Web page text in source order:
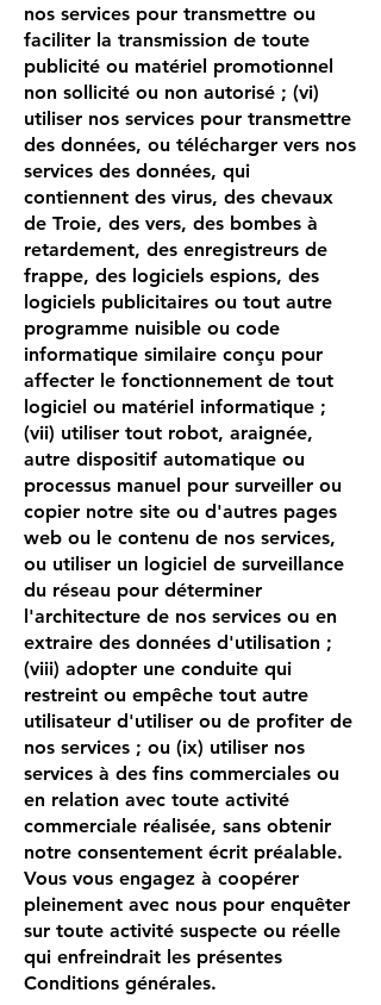
nos services pour transmettre ou
faciliter la transmission de toute
publicité ou matériel promotionnel
non sollicité ou non autorisé ; (vi)
utiliser nos services pour transmettre
des données, ou télécharger vers nos
services des données, qui
contiennent des virus, des chevaux
de Troie, des vers, des bombes à
retardement, des enregistreurs de
frappe, des logiciels espions, des
logiciels publicitaires ou tout autre
programme nuisible ou code
informatique similaire conçu pour
affecter le fonctionnement de tout
logiciel ou matériel informatique ;
(vii) utiliser tout robot, araignée,
autre dispositif automatique ou
processus manuel pour surveiller ou
copier notre site ou d'autres pages
web ou le contenu de nos services,
ou utiliser un logiciel de surveillance
du réseau pour déterminer
l'architecture de nos services ou en
extraire des données d'utilisation ;
(viii) adopter une conduite qui
restreint ou empêche tout autre
utilisateur d'utiliser ou de profiter de
nos services ; ou (ix) utiliser nos
services à des fins commerciales ou
en relation avec toute activité
commerciale réalisée, sans obtenir
notre consentement écrit préalable.
Vous vous engagez à coopérer
pleinement avec nous pour enquêter
sur toute activité suspecte ou réelle
qui enfreindrait les présentes
Conditions générales.